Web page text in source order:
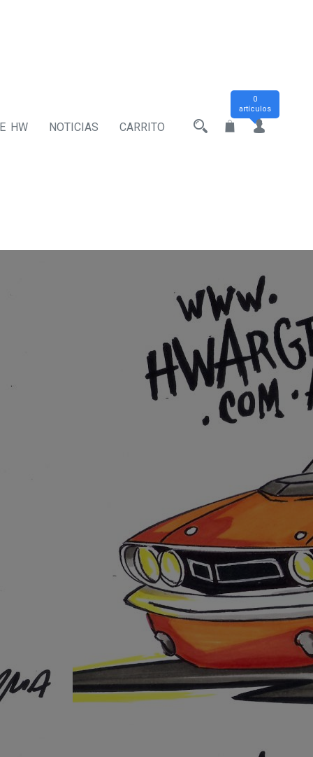
HW NOTICIAS CARRITO
0
artículos